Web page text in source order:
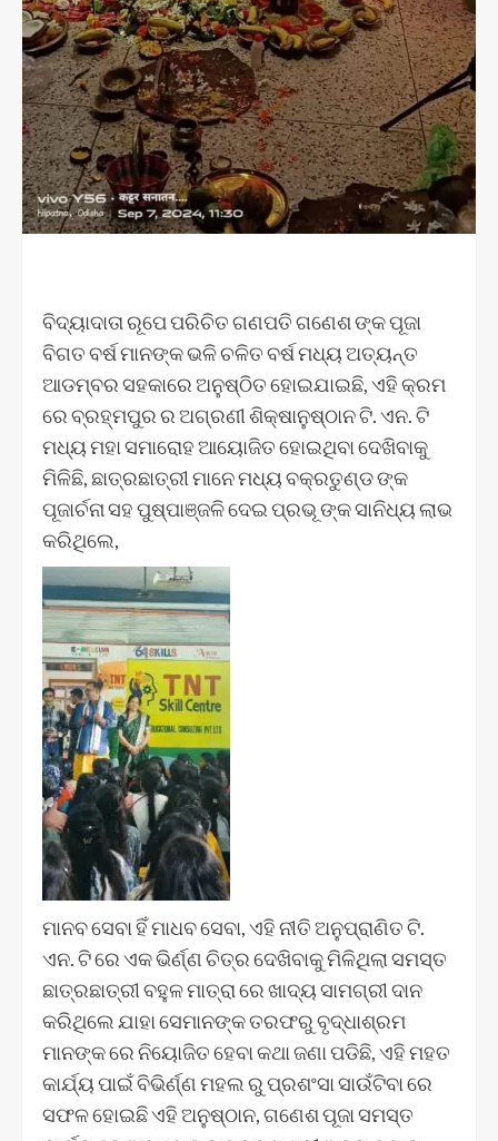
ବିଦ୍ୟାଦାତା ରୂପେ ପରିଚିତ ଗଣପତି ଗଣେଶ ଙ୍କ ପୂଜା
ବିଗତ ବର୍ଷ ମାନଙ୍କ ଭଳି ଚଳିତ ବର୍ଷ ମଧ୍ୟ ଅତ୍ୟନ୍ତ
ଆଡମ୍ବର ସହକାରେ ଅନୁଷ୍ଠିତ ହୋଇଯାଇଛି, ଏହି କ୍ରମ
ରେ ବ୍ରହ୍ମପୁର ର ଅଗ୍ରଣୀ ଶିକ୍ଷାନୁଷ୍ଠାନ ଟି. ଏନ. ଟି
ମଧ୍ୟ ମହା ସମାରୋହ ଆୟୋଜିତ ହୋଇଥିବା ଦେଖିବାକୁ
ମିଳିଛି, ଛାତ୍ରଛାତ୍ରୀ ମାନେ ମଧ୍ୟ ବକ୍ରତୁଣ୍ଡ ଙ୍କ
ପୂଜାର୍ଚନା ସହ ପୁଷ୍ପାଞ୍ଜଳି ଦେଇ ପ୍ରଭୂ ଙ୍କ ସାନିଧ୍ୟ ଲାଭ
କରିଥିଲେ,
ମାନବ ସେବା ହିଁ ମାଧବ ସେବା, ଏହି ନୀତି ଅନୁପ୍ରାଣିତ ଟି.
ଏନ. ଟି ରେ ଏକ ଭିର୍ଣ୍ଣ ଚିତ୍ର ଦେଖିବାକୁ ମିଳିଥିଲା ସମସ୍ତ
ଛାତ୍ରଛାତ୍ରୀ ବହୁଳ ମାତ୍ରା ରେ ଖାଦ୍ୟ ସାମଗ୍ରୀ ଦାନ
କରିଥିଲେ ଯାହା ସେମାନଙ୍କ ତରଫରୁ ବୃଦ୍ଧାଶ୍ରମ
ମାନଙ୍କ ରେ ନିୟୋଜିତ ହେବା କଥା ଜଣା ପଡିଛି, ଏହି ମହତ
କାର୍ଯ୍ୟ ପାଇଁ ବିଭିର୍ଣ୍ଣ ମହଲ ରୁ ପ୍ରଶଂସା ସାଉଁଟିବା ରେ
ସଫଳ ହୋଇଛି ଏହି ଅନୁଷ୍ଠାନ, ଗଣେଶ ପୂଜା ସମସ୍ତ